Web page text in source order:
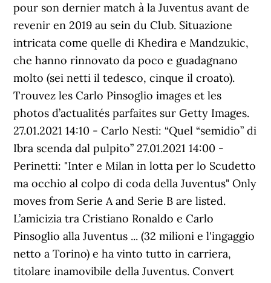
pour son dernier match à la Juventus avant de
revenir en 2019 au sein du Club. Situazione
intricata come quelle di Khedira e Mandzukic,
che hanno rinnovato da poco e guadagnano
molto (sei netti il tedesco, cinque il croato).
Trouvez les Carlo Pinsoglio images et les
photos d’actualités parfaites sur Getty Images.
27.01.2021 14:10 - Carlo Nesti: “Quel “semidio” di
Ibra scenda dal pulpito” 27.01.2021 14:00 -
Perinetti: "Inter e Milan in lotta per lo Scudetto
ma occhio al colpo di coda della Juventus" Only
moves from Serie A and Serie B are listed.
L’amicizia tra Cristiano Ronaldo e Carlo
Pinsoglio alla Juventus ... (32 milioni e l'ingaggio
netto a Torino) e ha vinto tutto in carriera,
titolare inamovibile della Juventus. Convert